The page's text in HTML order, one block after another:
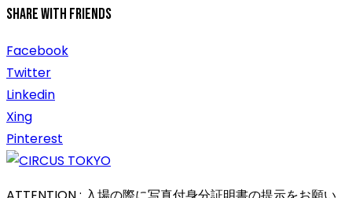
Share With Friends
Facebook
Twitter
Linkedin
Xing
Pinterest